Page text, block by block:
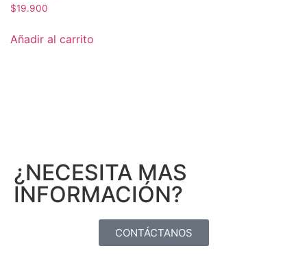
$19.900
Añadir al carrito
¿NECESITA MAS
INFORMACIÓN?
CONTÁCTANOS